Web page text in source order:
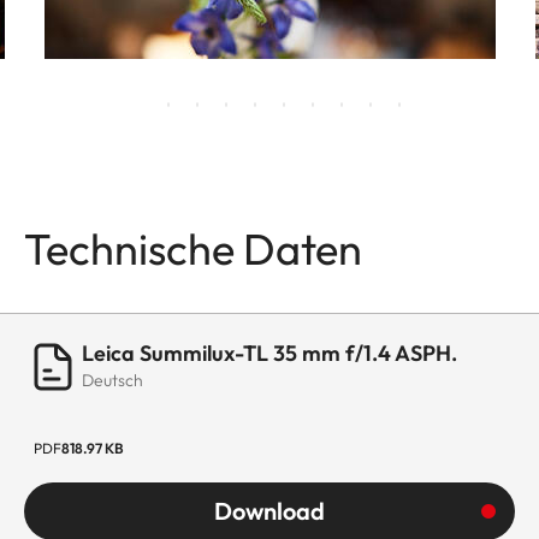
Technische Daten
Leica Summilux-TL 35 mm f/1.4 ASPH.
Deutsch
PDF818.97 KB
Download